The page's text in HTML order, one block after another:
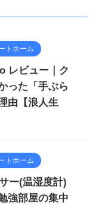
トホーム
レビュー｜ク
った「手ぶら
由【浪人生
トホーム
ー(温湿度計)
強部屋の集中